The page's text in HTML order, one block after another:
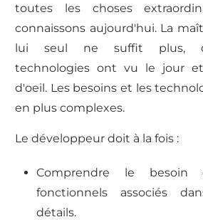
toutes les choses
connaissons aujourd'hui. La
lui seul ne suffit plus,
technologies ont vu le jour
d'oeil. Les besoins et les
en plus complexes.
Le développeur doit à la fois :
Comprendre le
fonctionnels associés
détails.